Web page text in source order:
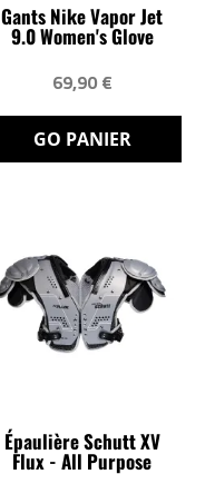
Gants Nike Vapor Jet
9.0 Women's Glove
69,90 €
GO PANIER
Épaulière Schutt XV
Flux - All Purpose